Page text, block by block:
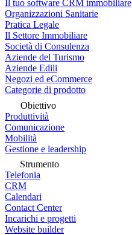
Il tuo software CRM immobiliare
Organizzazioni Sanitarie
Pratica Legale
Il Settore Immobiliare
Società di Consulenza
Aziende del Turismo
Aziende Edili
Negozi ed eCommerce
Categorie di prodotto
Obiettivo
Produttività
Comunicazione
Mobilità
Gestione e leadership
Strumento
Telefonia
CRM
Calendari
Contact Center
Incarichi e progetti
Website builder